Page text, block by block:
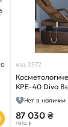
0 код 2572
KPE-40 Diva
Нет в наличии
87 030 ₴
1 934 $